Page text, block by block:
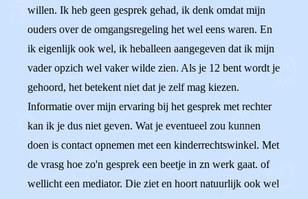
willen. Ik heb geen gesprek gehad, ik denk omdat mijn
ouders over de omgangsregeling het wel eens waren. En
ik eigenlijk ook wel, ik heballeen aangegeven dat ik mijn
vader opzich wel vaker wilde zien. Als je 12 bent wordt je
gehoord, het betekent niet dat je zelf mag kiezen.
Informatie over mijn ervaring bij het gesprek met rechter
kan ik je dus niet geven. Wat je eventueel zou kunnen
doen is contact opnemen met een kinderrechtswinkel. Met
de vrasg hoe zo'n gesprek een beetje in zn werk gaat. of
wellicht een mediator. Die ziet en hoort natuurlijk ook wel